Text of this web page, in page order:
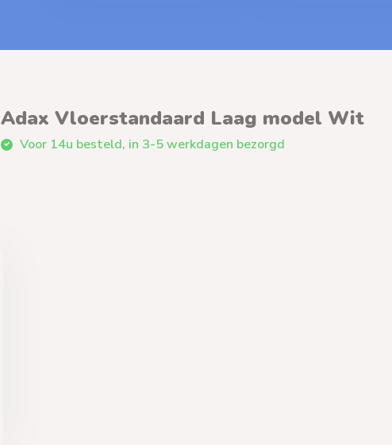
Adax Vloerstandaard Laag model Wit
Voor 14u besteld, in 3-5 werkdagen bezorgd